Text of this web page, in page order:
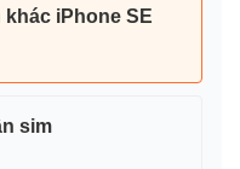
iPhone SE
sim